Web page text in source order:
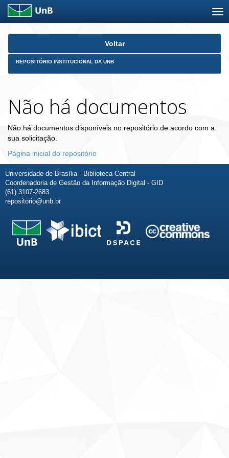
Skip
Voltar
REPOSITÓRIO INSTITUCIONAL DA UNB
Não há documentos
Não há documentos disponíveis no repositório de acordo com a
sua solicitação.
Página inicial do repositório
Universidade de Brasília - Biblioteca Central
Coordenadoria de Gestão da Informação Digital - GID
(61) 3107-2683
repositorio@unb.br